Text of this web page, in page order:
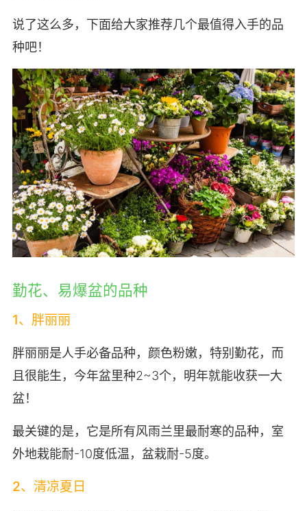
说了这么多，下面给大家推荐几个最值得入手的品
种吧！
勤花、易爆盆的品种
1、胖丽丽
胖丽丽是人手必备品种，颜色粉嫩，特别勤花，而
且很能生，今年盆里种2~3个，明年就能收获一大
盆！
最关键的是，它是所有风雨兰里最耐寒的品种，室
外地栽能耐-10度低温，盆栽耐-5度。
2、清凉夏日